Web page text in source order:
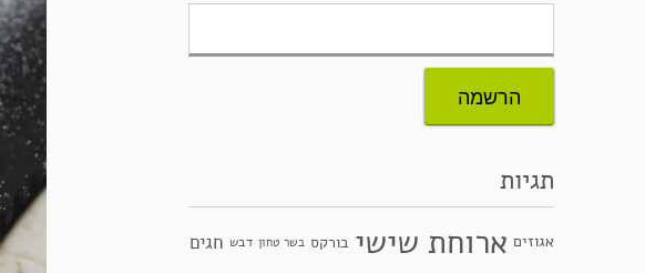
תגיות
אגוזים ארוחת שישי בורקס בשר טחון דבש חגים